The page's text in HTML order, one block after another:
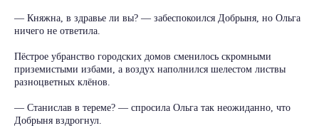
— Княжна, в здравье ли вы? — забеспокоился Добрыня, но Ольга
ничего не ответила.
Пёстрое убранство городских домов сменилось скромными
приземистыми избами, а воздух наполнился шелестом листвы
разноцветных клёнов.
— Станислав в тереме? — спросила Ольга так неожиданно, что
Добрыня вздрогнул.